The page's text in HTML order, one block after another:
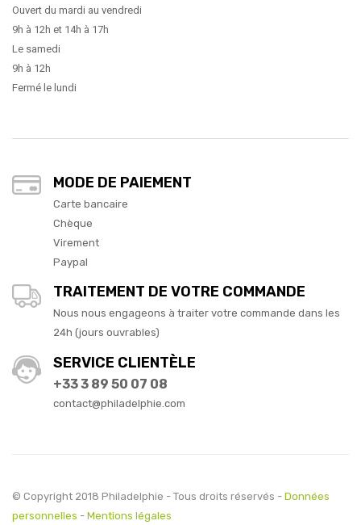
Ouvert du mardi au vendredi
9h à 12h et 14h à 17h
Le samedi
9h à 12h
Fermé le lundi
MODE DE PAIEMENT
Carte bancaire
Chèque
Virement
Paypal
TRAITEMENT DE VOTRE COMMANDE
Nous nous engageons à traiter votre commande dans les
24h (jours ouvrables)
SERVICE CLIENTÈLE
+33 3 89 50 07 08
contact@philadelphie.com
© Copyright 2018 Philadelphie - Tous droits réservés - Données
personnelles - Mentions légales